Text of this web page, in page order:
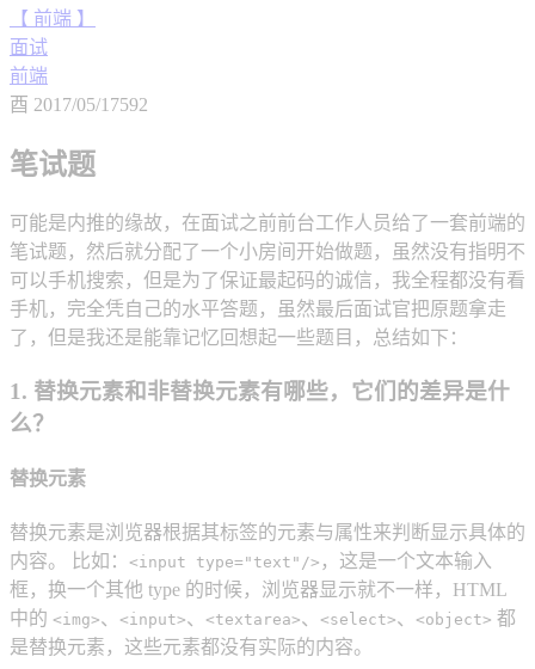
【 前端 】
面试
前端
酉 2017/05/17592
笔试题
可能是内推的缘故，在面试之前前台工作人员给了一套前端的
笔试题，然后就分配了一个小房间开始做题，虽然没有指明不
可以手机搜索，但是为了保证最起码的诚信，我全程都没有看
手机，完全凭自己的水平答题，虽然最后面试官把原题拿走
了，但是我还是能靠记忆回想起一些题目，总结如下：
1. 替换元素和非替换元素有哪些，它们的差异是什
么？
替换元素
替换元素是浏览器根据其标签的元素与属性来判断显示具体的
内容。 比如：
<input type="text"/> ，这是一个文本输入
框，换一个其他 type 的时候，浏览器显示就不一样，HTML
中的 <img>、 <input>、 <textarea>、 <select>、 <object> 都
是替换元素，这些元素都没有实际的内容。